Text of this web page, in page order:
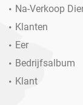
Na-Verkoop
Klanten
Eer
Bedrijfsalbum
Klant